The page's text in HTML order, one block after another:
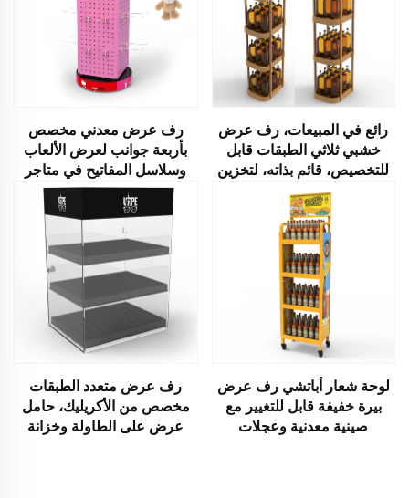
رف عرض معدني مخصص
بأربعة جوانب لعرض الألعاب
وسلاسل المفاتيح في متاجر
التجزئة
رائع في المبيعات، رف عرض
خشبي ثلاثي الطبقات قابل
للتخصيص، قائم بذاته، لتخزين
النبيذ في المتاجر
رف عرض متعدد الطبقات
مخصص من الأكريليك، حامل
عرض على الطاولة وخزانة
لوحة شعار أباتشي رف عرض
بيرة خفيفة قابل للتغيير مع
صينية معدنية وعجلات